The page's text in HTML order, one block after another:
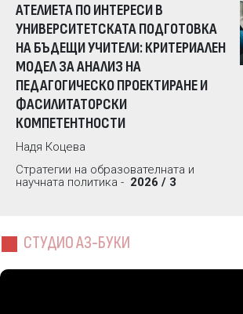
АТЕЛИЕТА ПО ИНТЕРЕСИ В
УНИВЕРСИТЕТСКАТА ПОДГОТОВКА
НА БЪДЕЩИ УЧИТЕЛИ: КРИТЕРИАЛЕН
МОДЕЛ ЗА АНАЛИЗ НА
ПЕДАГОГИЧЕСКО ПРОЕКТИРАНЕ И
ФАСИЛИТАТОРСКИ
КОМПЕТЕНТНОСТИ
Надя Коцева
Стратегии на образователната и
научната политика - 2026 / 3
СТУДИО АЗ-БУКИ